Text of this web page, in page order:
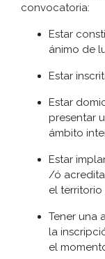
convocatoria:
Estar
ánimo de
Estar
Estar
presentar
ámbito
Estar
/ó
el
Tener una
la
el